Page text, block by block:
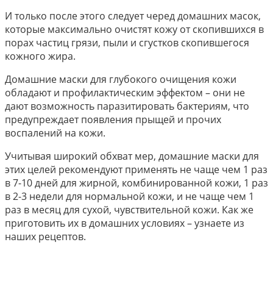
И только после этого следует черед домашних масок,
которые максимально очистят кожу от скопившихся в
порах частиц грязи, пыли и сгустков скопившегося
кожного жира.
Домашние маски для глубокого очищения кожи
обладают и профилактическим эффектом – они не
дают возможность паразитировать бактериям, что
предупреждает появления прыщей и прочих
воспалений на кожи.
Учитывая широкий обхват мер, домашние маски для
этих целей рекомендуют применять не чаще чем 1 раз
в 7-10 дней для жирной, комбинированной кожи, 1 раз
в 2-3 недели для нормальной кожи, и не чаще чем 1
раз в месяц для сухой, чувствительной кожи. Как же
приготовить их в домашних условиях – узнаете из
наших рецептов.